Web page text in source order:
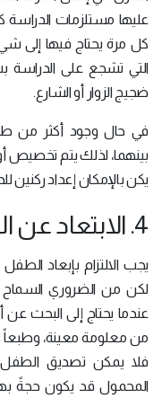
عليها مستلزمات
كل مرة يحتاج فيها إلى
التي تشجع على الدراسة
ضجيج الزوار أو الشارع.
في حال وجود أكثر من
بينهما، لذلك يتم تخصيص
يكن بالإمكان إعداد ركنين
4. الابتعاد عن التكنولوجيا:
يجب الالتزام بإبعاد
لكن من الضروري السماح
عندما يحتاج إلى البحث عن
من معلومة معينة، وطبعاً
فلا يمكن تصديق الطفل
المحمول قد يكون حجةً